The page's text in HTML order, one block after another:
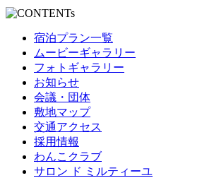
宿泊プラン一覧
ムービーギャラリー
フォトギャラリー
お知らせ
会議・団体
敷地マップ
交通アクセス
採用情報
わんこクラブ
サロン ド ミルティーユ